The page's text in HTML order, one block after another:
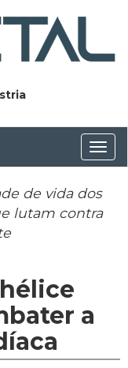
de vida dos
lutam contra
a